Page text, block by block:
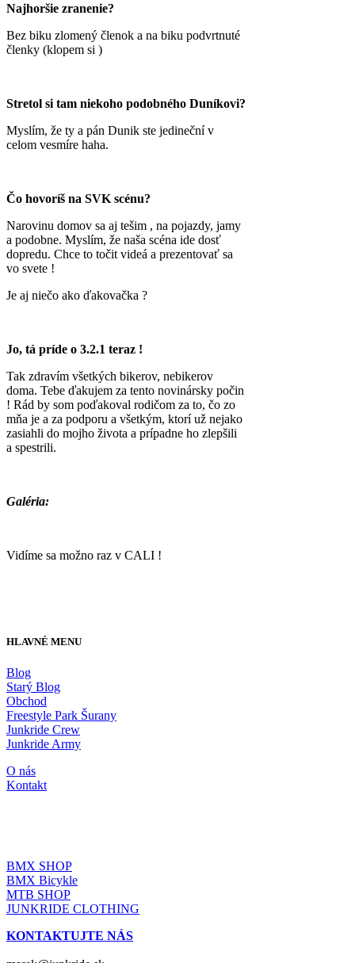
Najhoršie zranenie?
Bez biku zlomený členok a na biku podvrtnuté
členky (klopem si )
Stretol si tam niekoho podobného Duníkovi?
Myslím, že ty a pán Dunik ste jedineční v
celom vesmíre haha.
Čo hovoríš na SVK scénu?
Narovinu domov sa aj tešim , na pojazdy, jamy
a podobne. Myslím, že naša scéna ide dosť
dopredu. Chce to točit videá a prezentovať sa
vo svete !
Je aj niečo ako ďakovačka ?
Jo, tá príde o 3.2.1 teraz !
Tak zdravím všetkých bikerov, nebikerov
doma. Tebe ďakujem za tento novinársky počin
! Rád by som poďakoval rodičom za to, čo zo
mňa je a za podporu a všetkým, ktorí už nejako
zasiahli do mojho života a prípadne ho zlepšili
a spestrili.
Galéria:
Vidíme sa možno raz v CALI !
HLAVNÉ MENU
Blog
Starý Blog
Obchod
Freestyle Park Šurany
Junkride Crew
Junkride Army
O nás
Kontakt
BMX SHOP
BMX Bicykle
MTB SHOP
JUNKRIDE CLOTHING
KONTAKTUJTE NÁS